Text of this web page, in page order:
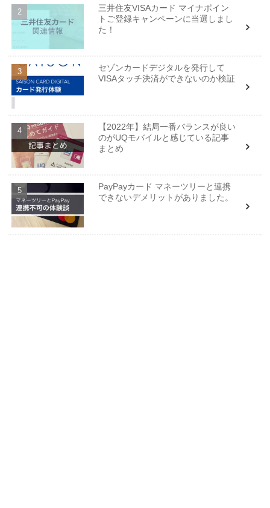
三井住友VISAカード マイナポイン
トご登録キャンペーンに当選しまし
た！
セゾンカードデジタルを発行して
VISAタッチ決済ができないのか検証
【2022年】結局一番バランスが良い
のがUQモバイルと感じている記事
まとめ
PayPayカード マネーツリーと連携
できないデメリットがありました。